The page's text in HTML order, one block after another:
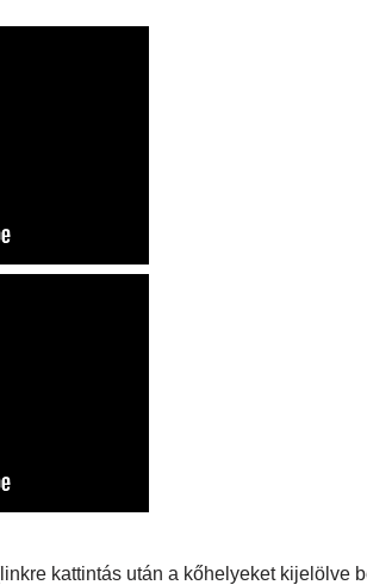
kattintás után a kőhelyeket kijelölve